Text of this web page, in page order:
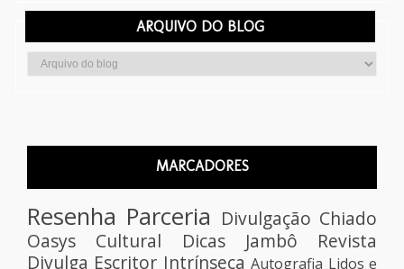
ARQUIVO DO BLOG
MARCADORES
Resenha Parceria Divulgação Chiado
Oasys Cultural
Dicas Jambô
Revista
Divulga Escritor Intrínseca Autografia Lidos e